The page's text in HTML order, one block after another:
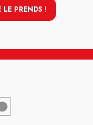
LE PRENDS !